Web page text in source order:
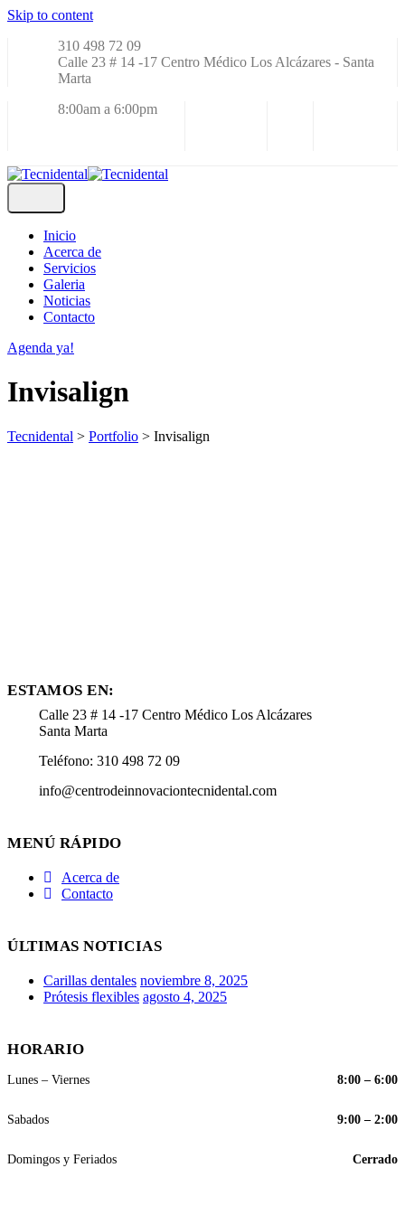
Skip to content
310 498 72 09
Calle 23 # 14 -17 Centro Médico Los Alcázares - Santa
Marta
8:00am a 6:00pm
Inicio
Acerca de
Servicios
Galeria
Noticias
Contacto
Agenda ya!
Invisalign
Tecnidental > Portfolio > Invisalign
ESTAMOS EN:
Calle 23 # 14 -17 Centro Médico Los Alcázares
Santa Marta
Teléfono: 310 498 72 09
info@centrodeinnovaciontecnidental.com
MENÚ RÁPIDO
Acerca de
Contacto
ÚLTIMAS NOTICIAS
Carillas dentales noviembre 8, 2025
Prótesis flexibles agosto 4, 2025
HORARIO
Lunes – Viernes 8:00 – 6:00
Sabados 9:00 – 2:00
Domingos y Feriados Cerrado